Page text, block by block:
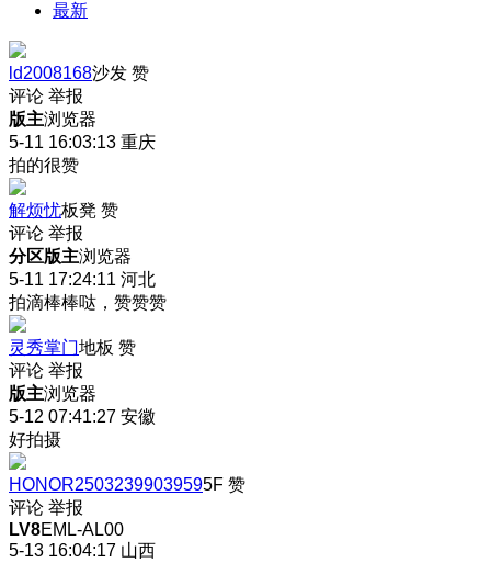
最新
ld2008168沙发 赞
评论 举报
版主浏览器
5-11 16:03:13 重庆
拍的很赞
解烦忧板凳 赞
评论 举报
分区版主浏览器
5-11 17:24:11 河北
拍滴棒棒哒，赞赞赞
灵秀掌门地板 赞
评论 举报
版主浏览器
5-12 07:41:27 安徽
好拍摄
HONOR25032399039595F 赞
评论 举报
LV8EML-AL00
5-13 16:04:17 山西